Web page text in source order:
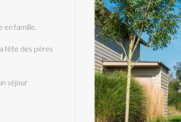
en famille.
fête des pères
séjour